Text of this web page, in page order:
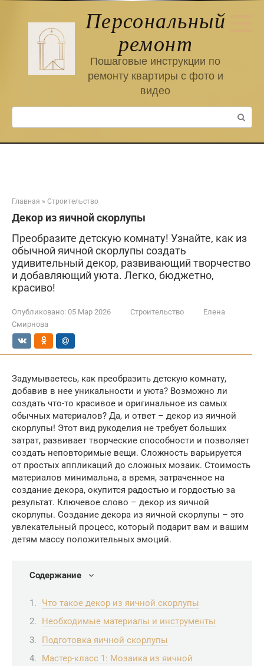
Персональный
ремонт
Пошаговые инструкции по
ремонту квартиры с фото и
видео
Поиск:
Главная » Строительство
Декор из яичной скорлупы
Преобразите детскую комнату! Узнайте, как из
обычной яичной скорлупы создать
удивительный декор, развивающий творчество
и добавляющий уюта. Легко, бюджетно,
красиво!
Опубликовано: 05 Мар 2026 Строительство
Елена
Смирнова
Задумываетесь, как преобразить детскую комнату,
добавив в нее уникальности и уюта? Возможно ли
создать что-то красивое и оригинальное из самых
обычных материалов? Да, и ответ – декор из яичной
скорлупы! Этот вид рукоделия не требует больших
затрат, развивает творческие способности и позволяет
создать неповторимые вещи. Сложность варьируется
от простых аппликаций до сложных мозаик. Стоимость
материалов минимальна, а время, затраченное на
создание декора, окупится радостью и гордостью за
результат. Ключевое слово – декор из яичной
скорлупы. Создание декора из яичной скорлупы – это
увлекательный процесс, который подарит вам и вашим
детям массу положительных эмоций.
Содержание
Что такое декор из яичной скорлупы
Необходимые материалы и инструменты
Подготовка яичной скорлупы
Мастер-класс 1: Мозаика из яичной